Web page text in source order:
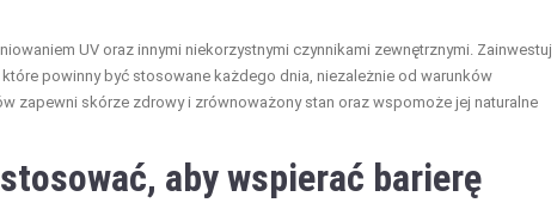
UV oraz innymi niekorzystnymi czynnikami zewnętrznymi. Zainwestuj
powinny być stosowane każdego dnia, niezależnie od warunków
zapewni skórze zdrowy i zrównoważony stan oraz wspomoże jej naturalne
aby wspierać barierę